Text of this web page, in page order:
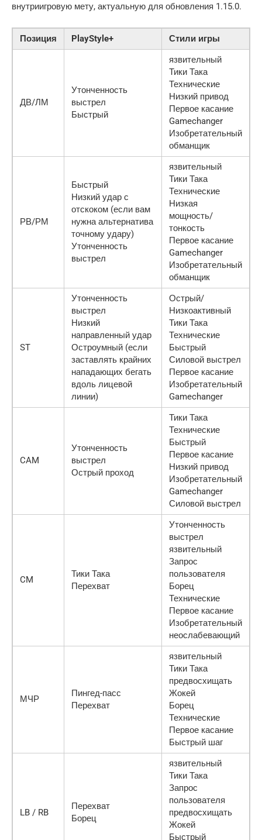
внутриигровую мету, актуальную для обновления 1.15.0.
Позиция PlayStyle+ Стили игры
ДВ/ЛМ
Утонченность
выстрел
Быстрый
язвительный
Тики Така
Технические
Низкий привод
Первое касание
Gamechanger
Изобретательный
обманщик
РВ/РМ
Быстрый
Низкий удар с
отскоком (если вам
нужна альтернатива
точному удару)
Утонченность
выстрел
язвительный
Тики Така
Технические
Низкая
мощность/
тонкость
Первое касание
Gamechanger
Изобретательный
обманщик
ST
Утонченность
выстрел
Низкий
направленный удар
Остроумный (если
заставлять крайних
нападающих бегать
вдоль лицевой
линии)
Острый/
Низкоактивный
Тики Така
Технические
Быстрый
Силовой выстрел
Первое касание
Изобретательный
Gamechanger
CAM
Утонченность
выстрел
Острый проход
Тики Така
Технические
Быстрый
Первое касание
Низкий привод
Изобретательный
Gamechanger
Силовой выстрел
CM
Тики Така
Перехват
Утонченность
выстрел
язвительный
Запрос
пользователя
Борец
Технические
Первое касание
Изобретательный
неослабевающий
МЧР
Пингед-пасс
Перехват
язвительный
Тики Така
предвосхищать
Жокей
Борец
Технические
Первое касание
Быстрый шаг
LB / RB
Перехват
Борец
язвительный
Тики Така
Запрос
пользователя
предвосхищать
Жокей
Быстрый